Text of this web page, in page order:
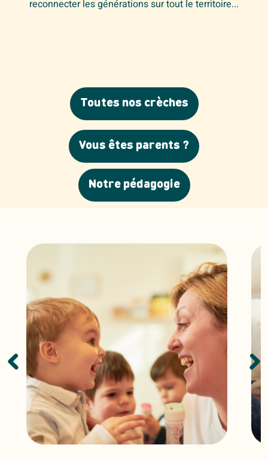
reconnecter les générations sur tout le territoire...
Toutes nos crèches
Vous êtes parents ?
Notre pédagogie